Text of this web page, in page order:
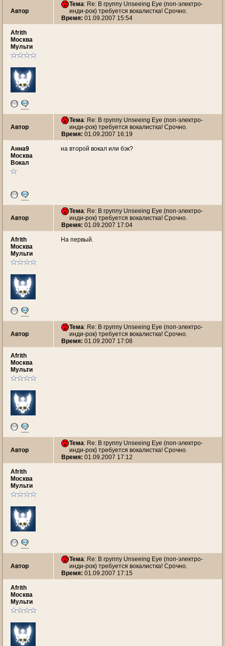
Автор
Тема: Re: В группу Unseeing Eye (поп-электро-
инди-рок) требуется вокалистка! Срочно.
Время: 01.09.2007 15:54
Afrith
Москва
Мульти
Автор
Тема: Re: В группу Unseeing Eye (поп-электро-
инди-рок) требуется вокалистка! Срочно.
Время: 01.09.2007 16:19
Анна9
Москва
Вокал
на второй вокал или бэк?
Автор
Тема: Re: В группу Unseeing Eye (поп-электро-
инди-рок) требуется вокалистка! Срочно.
Время: 01.09.2007 17:04
Afrith
Москва
Мульти
На первый.
Автор
Тема: Re: В группу Unseeing Eye (поп-электро-
инди-рок) требуется вокалистка! Срочно.
Время: 01.09.2007 17:08
Afrith
Москва
Мульти
Автор
Тема: Re: В группу Unseeing Eye (поп-электро-
инди-рок) требуется вокалистка! Срочно.
Время: 01.09.2007 17:12
Afrith
Москва
Мульти
Автор
Тема: Re: В группу Unseeing Eye (поп-электро-
инди-рок) требуется вокалистка! Срочно.
Время: 01.09.2007 17:15
Afrith
Москва
Мульти